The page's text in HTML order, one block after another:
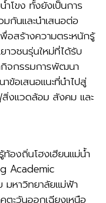
โขง ทั้งยังเป็นการ
กันและนําเสนอต่อ
อสร้างความตระหนักรู้
ยาวชนรุ่นใหม่ที่ได้รับ
กิจกรรมการพัฒนา
ข้อเสนอแนะที่นําไปสู่
งแวดล้อม สังคม และ
องถิ่นโฮงเฮียนแม่น้ำ
Academic
มหาวิทยาลัยแม่ฟ้า
ะวันออกเฉียงเหนือ